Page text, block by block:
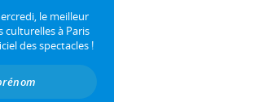
le meilleur
culturelles à Paris
des spectacles !